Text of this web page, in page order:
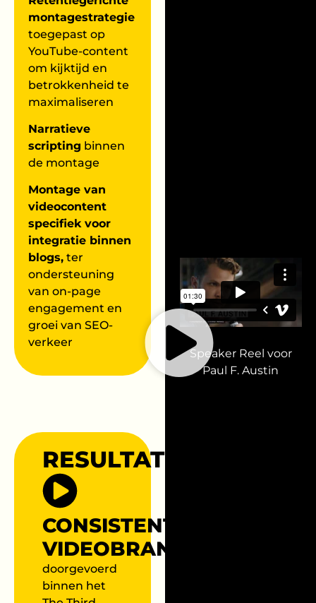
montagestrategie
toegepast op
YouTube-content
om kijktijd en
betrokkenheid te
maximaliseren
Narratieve
scripting binnen
de montage
Montage van
videocontent
specifiek voor
integratie binnen
blogs, ter
ondersteuning
van on-page
engagement en
groei van SEO-
verkeer
Speaker Reel voor
Paul F. Austin
RESULTATEN
CONSISTENTE
VIDEOBRANDING
doorgevoerd
binnen het